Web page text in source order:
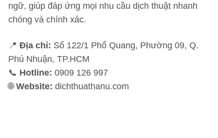
ngữ, giúp đáp ứng mọi nhu cầu dịch thuật nhanh
chóng và chính xác.
📍 Địa chỉ: Số 122/1 Phổ Quang, Phường 09, Q.
Phú Nhuận, TP.HCM
📞 Hotline: 0909 126 997
🌐Website: dichthuathanu.com